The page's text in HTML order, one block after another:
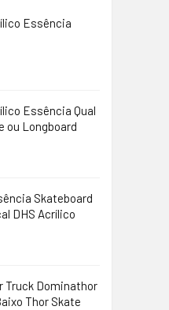
Essência
Essência Qual
ou Longboard
Skateboard
DHS Acrílico
R$4,90.
Truck Dominathor
Thor Skate